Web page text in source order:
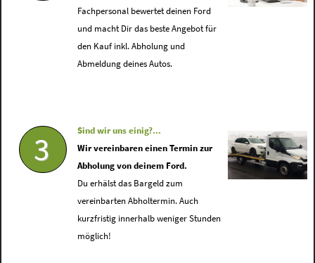
Fachpersonal bewertet deinen Ford
und macht Dir das beste Angebot für
den Kauf inkl. Abholung und
Abmeldung deines Autos.
3
Sind wir uns einig?...
Wir vereinbaren einen Termin zur
Abholung von deinem Ford.
Du erhälst das Bargeld zum
vereinbarten Abholtermin. Auch
kurzfristig innerhalb weniger Stunden
möglich!